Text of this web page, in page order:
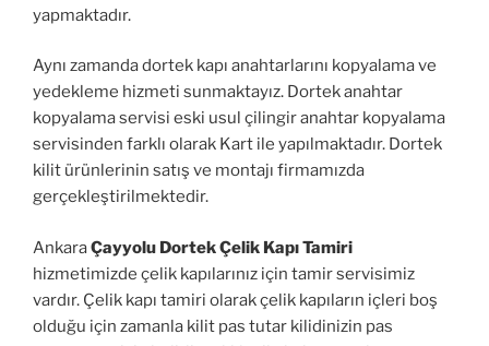
yapmaktadır.
Aynı zamanda dortek kapı anahtarlarını kopyalama ve
yedekleme hizmeti sunmaktayız. Dortek anahtar
kopyalama servisi eski usul çilingir anahtar kopyalama
servisinden farklı olarak Kart ile yapılmaktadır. Dortek
kilit ürünlerinin satış ve montajı firmamızda
gerçekleştirilmektedir.
AnkaraÇayyolu Dortek Çelik Kapı Tamiri
hizmetimizde çelik kapılarınız için tamir servisimiz
vardır. Çelik kapı tamiri olarak çelik kapıların içleri boş
olduğu için zamanla kilit pas tutar kilidinizin pas